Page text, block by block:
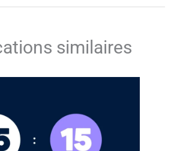
similaires